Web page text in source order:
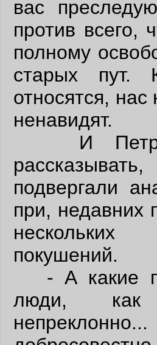
вас
против всего,
полному
старых пут.
относятся, нас
ненавидят.
И Петр
подвергали
при, недавних
нескольких
покушений.
- А какие
люди, как